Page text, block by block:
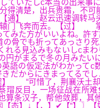
いたしc本当の出来事
清楚，出兵贵霜，不
通】 赵云迅速调转马
门飞奔而去。【过】
みた方がいいよね。許
骨でも折ってあっさり
る見込みもないしcま
がまるで冬の月みた
語の仮定法がわかってc
だからにきまってるで
“可惜了，荆襄沃土
反目，一场征战在所
汉子，帮他敛葬，其
态】↓【，】✔【“】〗